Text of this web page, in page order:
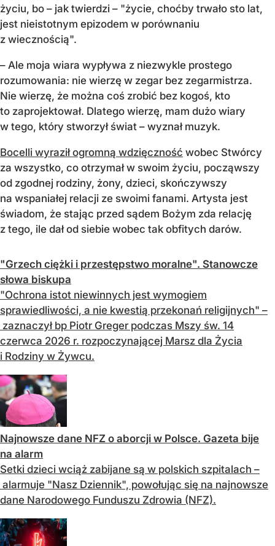
życiu, bo – jak twierdzi – "życie, choćby trwało sto lat,
jest nieistotnym epizodem w porównaniu
z wiecznością".
– Ale moja wiara wypływa z niezwykle prostego
rozumowania: nie wierzę w zegar bez zegarmistrza.
Nie wierzę, że można coś zrobić bez kogoś, kto
to zaprojektował. Dlatego wierzę, mam dużo wiary
w tego, który stworzył świat – wyznał muzyk.
Bocelli wyraził ogromną wdzięczność wobec Stwórcy
za wszystko, co otrzymał w swoim życiu, począwszy
od zgodnej rodziny, żony, dzieci, skończywszy
na wspaniałej relacji ze swoimi fanami. Artysta jest
świadom, że stając przed sądem Bożym zda relację
z tego, ile dał od siebie wobec tak obfitych darów.
"Grzech ciężki i przestępstwo moralne". Stanowcze
słowa biskupa
"Ochrona istot niewinnych jest wymogiem
sprawiedliwości, a nie kwestią przekonań religijnych" –
zaznaczył bp Piotr Greger podczas Mszy św. 14
czerwca 2026 r. rozpoczynającej Marsz dla Życia
i Rodziny w Żywcu.
Najnowsze dane NFZ o aborcji w Polsce. Gazeta bije
na alarm
Setki dzieci wciąż zabijane są w polskich szpitalach –
alarmuje "Nasz Dziennik", powołując się na najnowsze
dane Narodowego Funduszu Zdrowia (NFZ).